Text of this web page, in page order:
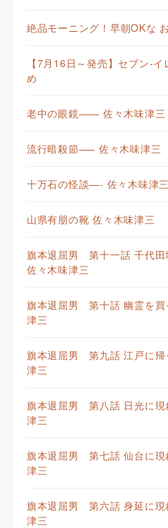
絶品モーニング！早朝OKな
【7月16日～発売】セブン-
め
老中の眼鏡—— 佐々木味津三
流行暗殺節—– 佐々木味津三
十万石の怪談—- 佐々木味津三
山県有朋の靴 佐々木味津三
旗本退屈男 第十一話 千代
佐々木味津三
旗本退屈男 第十話 幽霊を
津三
旗本退屈男 第九話 江戸に
津三
旗本退屈男 第八話 日光に
津三
旗本退屈男 第七話 仙台に
津三
旗本退屈男 第六話 身延に
津三